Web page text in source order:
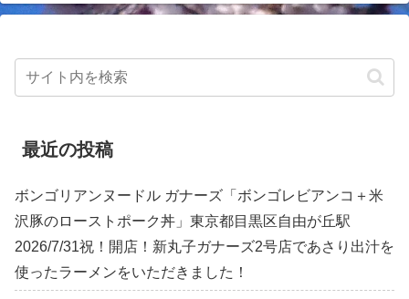
最近の投稿
ボンゴリアンヌードル ガナーズ「ボンゴレビアンコ＋米
沢豚のローストポーク丼」東京都目黒区自由が丘駅
2026/7/31祝！開店！新丸子ガナーズ2号店であさり出汁を
使ったラーメンをいただきました！